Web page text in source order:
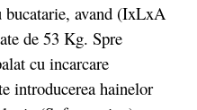
avand (IxLxA
de 53 Kg. Spre
cu incarcare
introducerea hainelor